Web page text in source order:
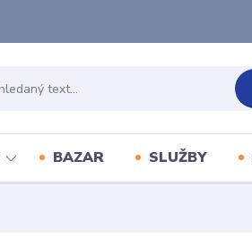
BAZAR SLUŽBY